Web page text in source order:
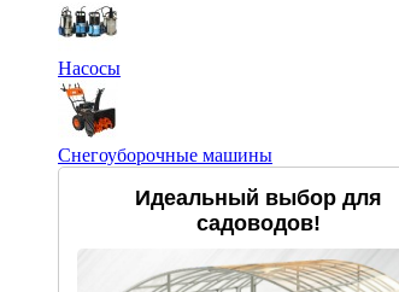
Насосы
Снегоуборочные машины
Идеальный выбор для
садоводов!